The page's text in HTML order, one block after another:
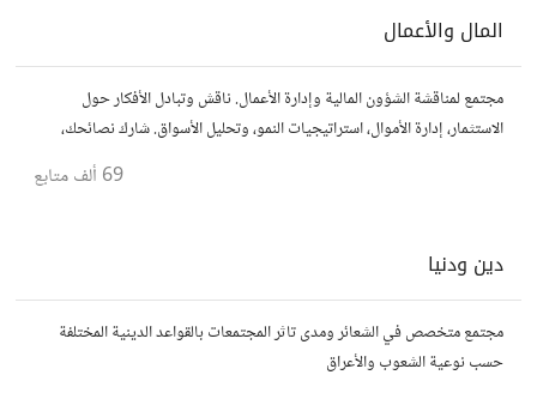
المال والأعمال
مجتمع لمناقشة الشؤون المالية وإدارة الأعمال. ناقش وتبادل الأفكار حول
الاستثمار، إدارة الأموال، استراتيجيات النمو، وتحليل الأسواق. شارك نصائحك،
69 ألف متابع
دين ودنيا
مجتمع متخصص في الشعائر ومدى تاثر المجتمعات بالقواعد الدينية المختلفة
حسب نوعية الشعوب والأعراق